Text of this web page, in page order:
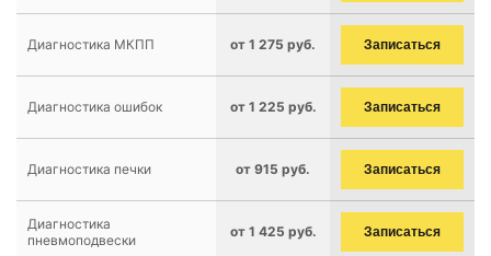
Диагностика МКПП от 1 275 руб. Записаться
Диагностика ошибок от 1 225 руб. Записаться
Диагностика печки от 915 руб. Записаться
Диагностика
пневмоподвески
от 1 425 руб. Записаться